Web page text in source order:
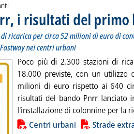
i risultati del primo
ricarica per circa 52 milioni di euro di
nei centri urbani
Poco più di 2.300 stazioni di
18.000 previste, con un utilizzo
milioni di euro rispetto ai 640
risultati del bando Pnrr lanciato
l'installazione di colonnine per la
alla notizia
Centri urbani Strade